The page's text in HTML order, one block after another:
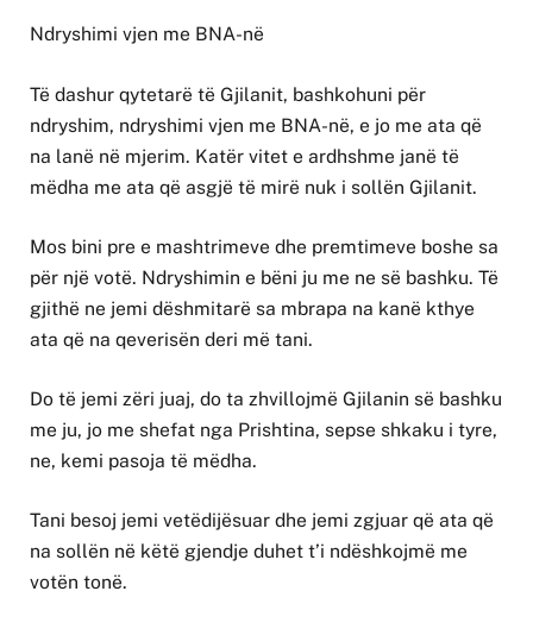
Ndryshimi vjen me BNA-në
Të dashur qytetarë të Gjilanit, bashkohuni për
ndryshim, ndryshimi vjen me BNA-në, e jo me ata që
na lanë në mjerim. Katër vitet e ardhshme janë të
mëdha me ata që asgjë të mirë nuk i sollën Gjilanit.
Mos bini pre e mashtrimeve dhe premtimeve boshe sa
për një votë. Ndryshimin e bëni ju me ne së bashku. Të
gjithë ne jemi dëshmitarë sa mbrapa na kanë kthye
ata që na qeverisën deri më tani.
Do të jemi zëri juaj, do ta zhvillojmë Gjilanin së bashku
me ju, jo me shefat nga Prishtina, sepse shkaku i tyre,
ne, kemi pasoja të mëdha.
Tani besoj jemi vetëdijësuar dhe jemi zgjuar që ata që
na sollën në këtë gjendje duhet t’i ndëshkojmë me
votën tonë.